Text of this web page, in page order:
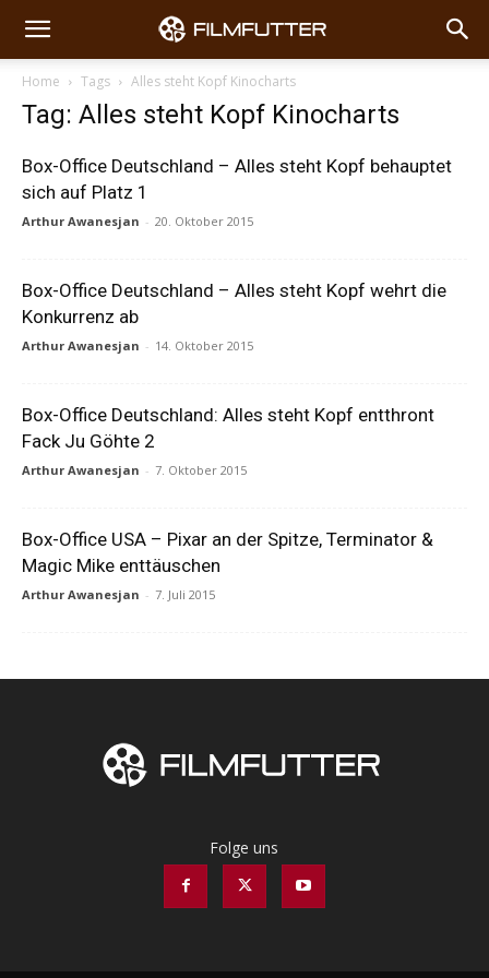
Home Tags Alles steht Kopf Kinocharts
Tag: Alles steht Kopf Kinocharts
Box-Office Deutschland – Alles steht Kopf behauptet
sich auf Platz 1
Arthur Awanesjan - 20. Oktober 2015
Box-Office Deutschland – Alles steht Kopf wehrt die
Konkurrenz ab
Arthur Awanesjan - 14. Oktober 2015
Box-Office Deutschland: Alles steht Kopf entthront
Fack Ju Göhte 2
Arthur Awanesjan - 7. Oktober 2015
Box-Office USA – Pixar an der Spitze, Terminator &
Magic Mike enttäuschen
Arthur Awanesjan - 7. Juli 2015
Folge uns